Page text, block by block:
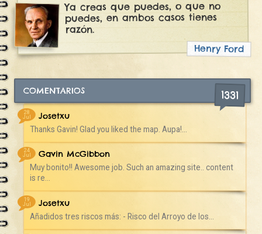
Ya creas que puedes, o que no
puedes, en ambos casos tienes
razón.
Henry Ford
COMENTARIOS 1331
28
Jul
Josetxu
Thanks Gavin! Glad you liked the map. Aupa!...
24
Jul
Gavin McGibbon
Muy bonito!! Awesome job. Such an amazing site.. content
is re...
19
Jul
Josetxu
Añadidos tres riscos más: - Risco del Arroyo de los...